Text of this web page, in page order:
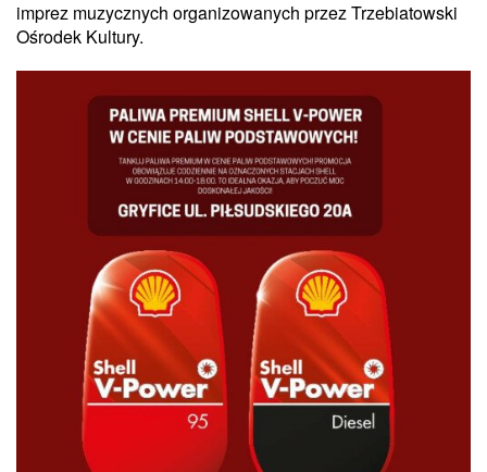
imprez muzycznych organizowanych przez Trzebiatowski
Ośrodek Kultury.